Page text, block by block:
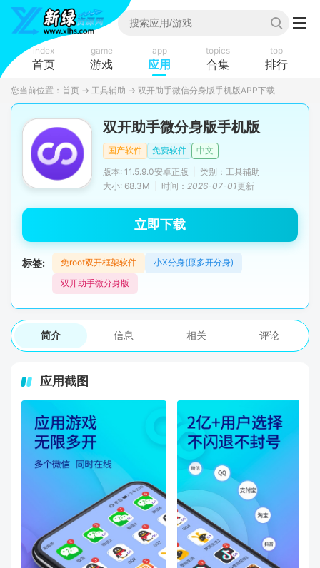
index
首页
game
游戏
app
应用
topics
合集
top
排行
您当前位置： 首页 → 工具辅助 → 双开助手微信分身版手机版APP下载
双开助手微分身版手机版
国产软件 免费软件
中文
版本: 11.5.9.0安卓正版
类别：工具辅助
大小: 68.3M
时间： 2026-07-01更新
立即下载
标签: 免root双开框架软件
小X分身(原多开分身)
双开助手微分身版
简介 信息 相关 评论
应用截图